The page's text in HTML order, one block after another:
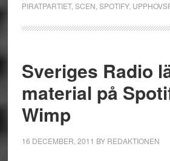
PIRATPARTIET, SCEN SPOTIFY,
Sveriges Radio
material på
Wimp
16 DECEMBER, 2011 BY REDAKTIONEN